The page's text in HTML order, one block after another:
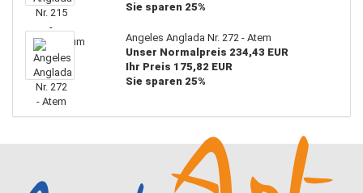
Sie sparen 25%
Angeles Anglada Nr. 272 - Atem
Unser Normalpreis 234,43 EUR
Ihr Preis 175,82 EUR
Sie sparen 25%